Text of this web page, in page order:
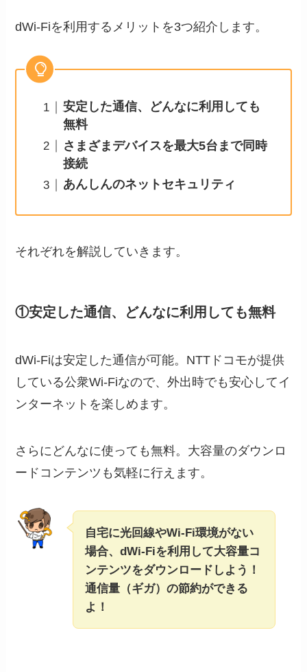
dWi-Fiを利用するメリットを3つ紹介します。
安定した通信、どんなに利用しても
無料
さまざまデバイスを最大5台まで同時
接続
あんしんのネットセキュリティ
それぞれを解説していきます。
①安定した通信、どんなに利用しても無料
dWi-Fiは安定した通信が可能。NTTドコモが提供
している公衆Wi-Fiなので、外出時でも安心してイ
ンターネットを楽しめます。
さらにどんなに使っても無料。大容量のダウンロ
ードコンテンツも気軽に行えます。
自宅に光回線やWi-Fi環境がない
場合、dWi-Fiを利用して大容量コ
ンテンツをダウンロードしよう！
通信量（ギガ）の節約ができる
よ！